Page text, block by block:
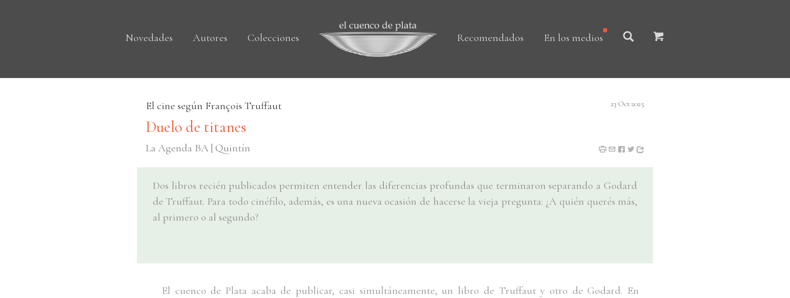
Novedades Autores Colecciones Recomendados En los medios
El cine según François Truffaut 23 Oct 2025
Duelo de titanes
La Agenda BA | Quintín
Dos libros recién publicados permiten entender las diferencias profundas que terminaron separando a Godard
de Truffaut. Para todo cinéfilo, además, es una nueva ocasión de hacerse la vieja pregunta: ¿A quién querés más,
al primero o al segundo?
El cuenco de Plata acaba de publicar, casi simultáneamente, un libro de Truffaut y otro de Godard. En